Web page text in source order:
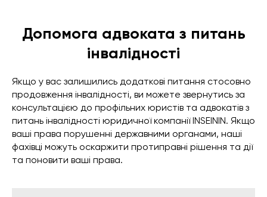
Допомога адвоката з питань
інвалідності
Якщо у вас залишились додаткові питання стосовно
продовження інвалідності, ви можете звернутись за
консультацією до профільних юристів та адвокатів з
питань інвалідності юридичної компанії INSEININ. Якщо
ваші права порушенні державними органами, наші
фахівці можуть оскаржити протиправні рішення та дії
та поновити ваші права.